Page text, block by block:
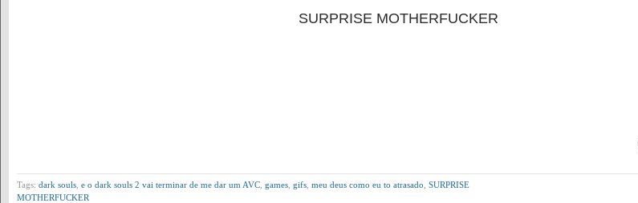
SURPRISE MOTHERFUCKER
Tags: dark souls e o dark souls 2 vai terminar de me dar um AVC games gifs meu deus como eu to atrasado SURPRISE
MOTHERFUCKER